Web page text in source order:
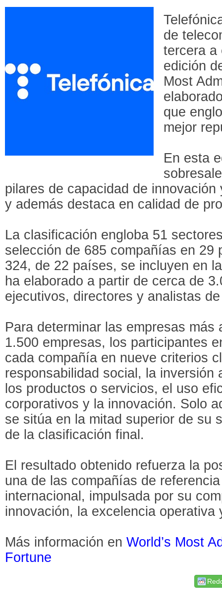
de
tercera a
edición
Most
que
mejor
En esta
pilares de capacidad de
y además destaca en calidad de
La clasificación engloba 51
selección de 685 compañías en 29
324, de 22 países, se incluyen en
ha elaborado a partir de cerca de
ejecutivos, directores y analistas
Para determinar las empresas más
1.500 empresas, los participantes
cada compañía en nueve criterios
responsabilidad social, la inversión
los productos o servicios, el uso
corporativos y la innovación. Solo
se sitúa en la mitad superior de su
de la clasificación final.
El resultado obtenido refuerza la
una de las compañías de
internacional, impulsada por su
innovación, la excelencia
Más información enWorld’s Most
Fortune